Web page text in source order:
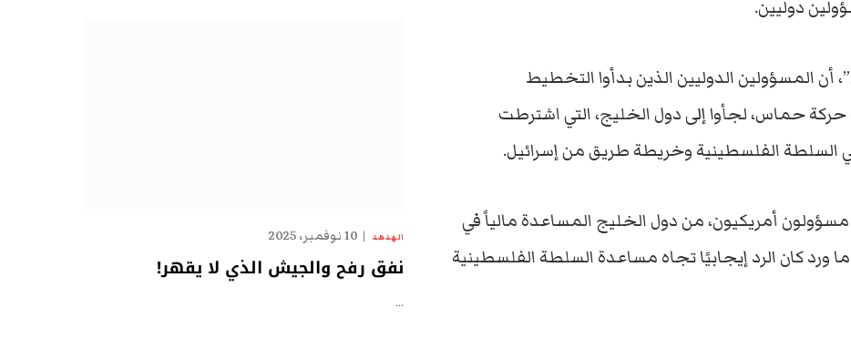
دوليين.
أن المسؤولين الدوليين الذين بدأوا التخطيط
حماس، لجأوا إلى دول الخليج، التي اشترطت
في السلطة الفلسطينية وخريطة طريق من إسرائيل.
أمريكيون، من دول الخليج المساعدة مالياً في
ورد كان الرد إيجابيًا تجاه مساعدة السلطة الفلسطينية
الهدهد 10 نوفمبر، 2025
نفق رفح والجيش الذي لا يقهر!
…